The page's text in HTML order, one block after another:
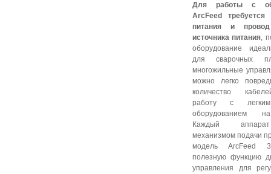
Для работы с
ArcFeed
питания и провод
источника питания,
оборудование
для сварочных
многожильные
можно легко
количество
работу с
оборудованием
Каждый
механизмом подачи
модель ArcFeed
полезную функцию
управления для